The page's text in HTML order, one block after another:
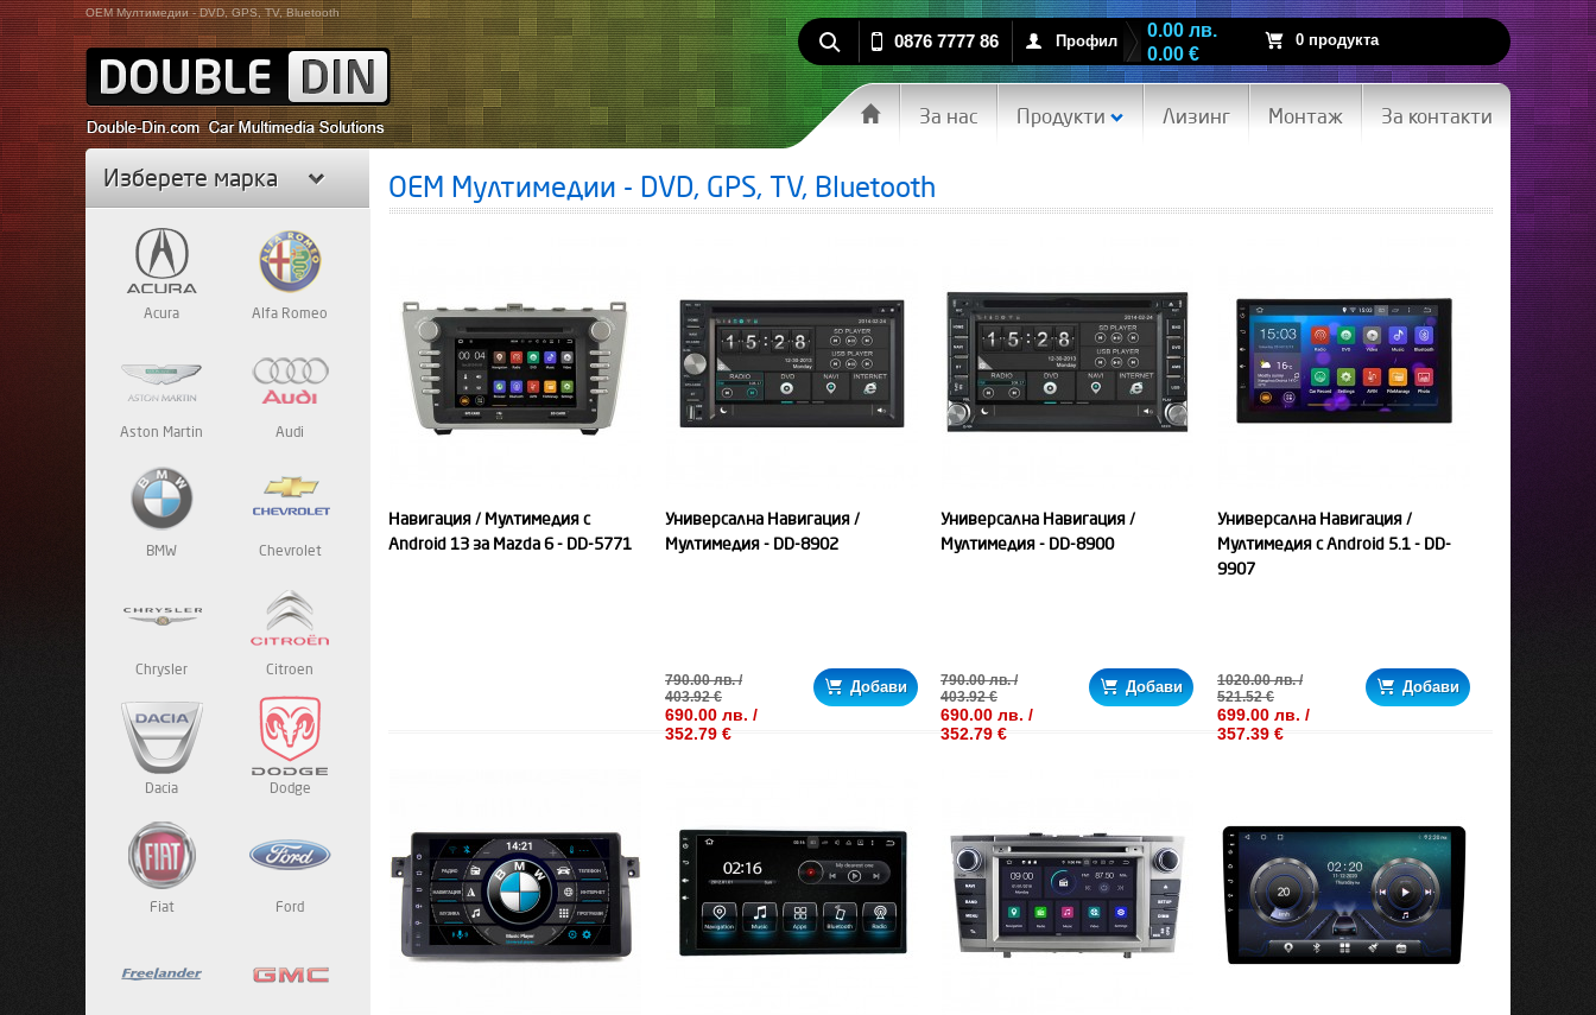
OEM Мултимедии - DVD, GPS, TV, Bluetooth
0876 7777 86 Профил 0 продукта
0.00 лв.
0.00 €
За нас Продукти Лизинг Монтаж За контакти
Изберете марка
Acura Alfa Romeo
Aston Martin Audi
BMW Chevrolet
Chrysler Citroen
Dacia Dodge
Fiat Ford
OEM Мултимедии - DVD, GPS, TV, Bluetooth
Навигация / Мултимедия с
Android 13 за Mazda 6 - DD-5771
Универсална Навигация /
Мултимедия - DD-8902
790.00 лв. /
403.92 €
690.00 лв. /
352.79 €
Добави
Универсална Навигация /
Мултимедия - DD-8900
790.00 лв. /
403.92 €
690.00 лв. /
352.79 €
Добави
Универсална Навигация /
Мултимедия с Android 5.1 - DD-
9907
1020.00 лв. /
521.52 €
699.00 лв. /
357.39 €
Добави